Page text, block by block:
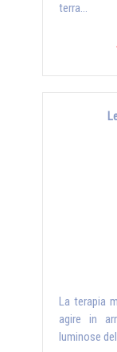
terra...
La terapia
agire in
luminose